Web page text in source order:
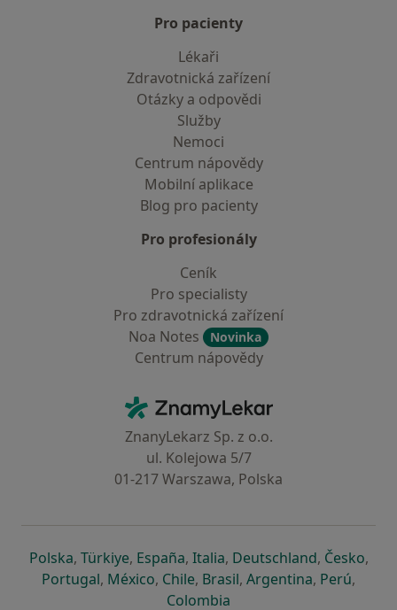
Pro pacienty
Lékaři
Zdravotnická zařízení
Otázky a odpovědi
Služby
Nemoci
Centrum nápovědy
Mobilní aplikace
Blog pro pacienty
Pro profesionály
Ceník
Pro specialisty
Pro zdravotnická zařízení
Noa Notes
Novinka
Centrum nápovědy
ZnamyLekar - Hlavní stránka
ZnanyLekarz Sp. z o.o.
ul. Kolejowa 5/7
01-217 Warszawa, Polska
Polskase otevře v nové záložce
, Türkiyese otevře v nové záložce
, Españase otevře v nové záložce
, Italiase otevře v nové záložce
, Deutschlandse otevře v
, Českose
,
Portugalse otevře v nové záložce
, Méxicose otevře v nové záložce
, Chilese otevře v nové záložce
, Brasilse otevře v nové
, Argentinase otevře v
, Perúse
,
Colombia